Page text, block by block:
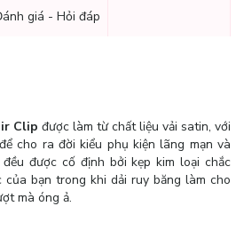
giá - Hỏi đáp
Clip được làm từ chất liệu vải satin, với
cho ra đời kiểu phụ kiện lãng mạn và
được cố định bởi kẹp kim loại chắc
của bạn trong khi dải ruy băng làm cho
mà óng ả.